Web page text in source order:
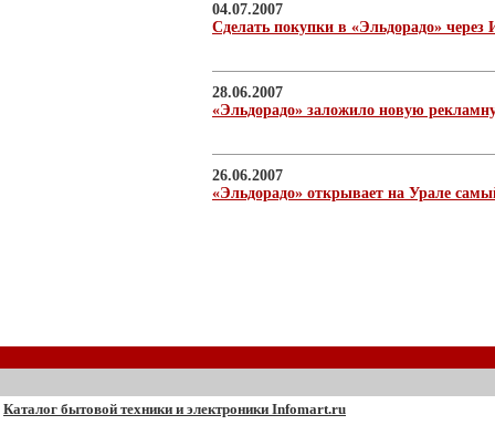
04.07.2007
Сделать покупки в «Эльдорадо» через
28.06.2007
«Эльдорадо» заложило новую
26.06.2007
«Эльдорадо» открывает на Урале
Каталог бытовой техники и электроники Infomart.ru